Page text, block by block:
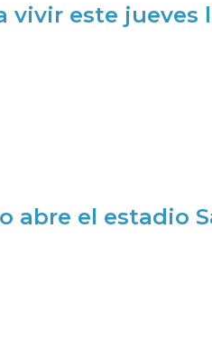
vivir este jueves
abre el estadio